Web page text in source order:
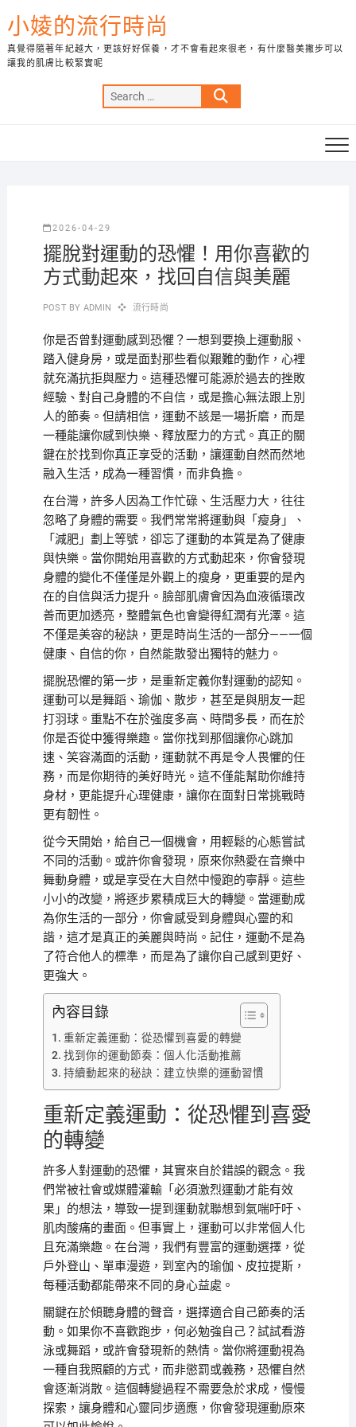
to
content
小婈的流行時尚
真覺得隨著年紀越大，更該好好保養，才不會看起來很老，有什麼醫美撇步可以
讓我的肌膚比較緊實呢
Search
…
2026-04-29
擺脫對運動的恐懼！用你喜歡的
方式動起來，找回自信與美麗
POST BY ADMIN 流行時尚
你是否曾對運動感到恐懼？一想到要換上運動服、
踏入健身房，或是面對那些看似艱難的動作，心裡
就充滿抗拒與壓力。這種恐懼可能源於過去的挫敗
經驗、對自己身體的不自信，或是擔心無法跟上別
人的節奏。但請相信，運動不該是一場折磨，而是
一種能讓你感到快樂、釋放壓力的方式。真正的關
鍵在於找到你真正享受的活動，讓運動自然而然地
融入生活，成為一種習慣，而非負擔。
在台灣，許多人因為工作忙碌、生活壓力大，往往
忽略了身體的需要。我們常常將運動與「瘦身」、
「減肥」劃上等號，卻忘了運動的本質是為了健康
與快樂。當你開始用喜歡的方式動起來，你會發現
身體的變化不僅僅是外觀上的瘦身，更重要的是內
在的自信與活力提升。臉部肌膚會因為血液循環改
善而更加透亮，整體氣色也會變得紅潤有光澤。這
不僅是美容的秘訣，更是時尚生活的一部分——一個
健康、自信的你，自然能散發出獨特的魅力。
擺脫恐懼的第一步，是重新定義你對運動的認知。
運動可以是舞蹈、瑜伽、散步，甚至是與朋友一起
打羽球。重點不在於強度多高、時間多長，而在於
你是否從中獲得樂趣。當你找到那個讓你心跳加
速、笑容滿面的活動，運動就不再是令人畏懼的任
務，而是你期待的美好時光。這不僅能幫助你維持
身材，更能提升心理健康，讓你在面對日常挑戰時
更有韌性。
從今天開始，給自己一個機會，用輕鬆的心態嘗試
不同的活動。或許你會發現，原來你熱愛在音樂中
舞動身體，或是享受在大自然中慢跑的寧靜。這些
小小的改變，將逐步累積成巨大的轉變。當運動成
為你生活的一部分，你會感受到身體與心靈的和
諧，這才是真正的美麗與時尚。記住，運動不是為
了符合他人的標準，而是為了讓你自己感到更好、
更強大。
內容目錄
重新定義運動：從恐懼到喜愛的轉變
找到你的運動節奏：個人化活動推薦
持續動起來的秘訣：建立快樂的運動習慣
重新定義運動：從恐懼到喜愛
的轉變
許多人對運動的恐懼，其實來自於錯誤的觀念。我
們常被社會或媒體灌輸「必須激烈運動才能有效
果」的想法，導致一提到運動就聯想到氣喘吁吁、
肌肉酸痛的畫面。但事實上，運動可以非常個人化
且充滿樂趣。在台灣，我們有豐富的運動選擇，從
戶外登山、單車漫遊，到室內的瑜伽、皮拉提斯，
每種活動都能帶來不同的身心益處。
關鍵在於傾聽身體的聲音，選擇適合自己節奏的活
動。如果你不喜歡跑步，何必勉強自己？試試看游
泳或舞蹈，或許會發現新的熱情。當你將運動視為
一種自我照顧的方式，而非懲罰或義務，恐懼自然
會逐漸消散。這個轉變過程不需要急於求成，慢慢
探索，讓身體和心靈同步適應，你會發現運動原來